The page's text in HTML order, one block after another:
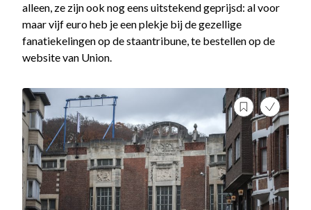
alleen, ze zijn ook nog eens uitstekend geprijsd: al voor
maar vijf euro heb je een plekje bij de gezellige
fanatiekelingen op de staantribune, te bestellen op de
website van Union.